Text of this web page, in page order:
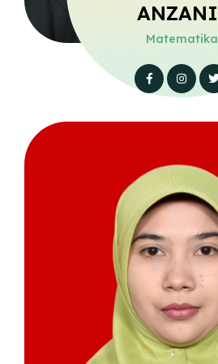
ANZANI
Matematika